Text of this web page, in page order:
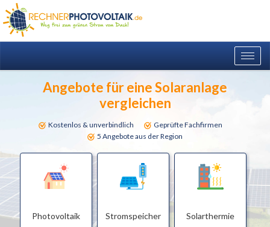
Angebote für eine Solaranlage
vergleichen
Kostenlos & unverbindlich
Geprüfte Fachfirmen
5 Angebote aus der Region
Photovoltaik Stromspeicher Solarthermie